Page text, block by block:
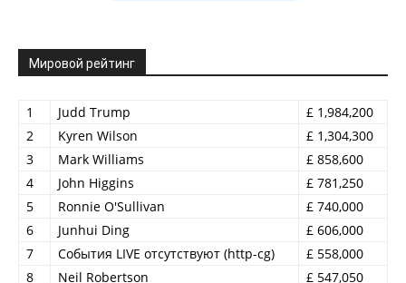
Мировой рейтинг
1 Judd Trump
£ 1,984,200
2
Kyren Wilson
£ 1,304,300
3
Mark Williams
£ 858,600
4
John Higgins
£ 781,250
5
Ronnie O'Sullivan
£ 740,000
6
Junhui Ding
£ 606,000
7
События LIVE отсутствуют (http-cg)
£ 558,000
8
Neil Robertson
£ 547,050